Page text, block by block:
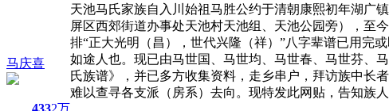
马庆喜
4332万
天池马氏家族自入川始祖马胜公约于清朝康熙初年湖广
屏区西郊街道办事处天池村天池组、天池公园旁），至
排“正大光明（昌），世代兴隆（祥）”八字辈谱已用完
如途人也。现已由马世国、马世均、马世春、马世芬、
氏族谱》，并已多方收集资料，走乡串户，拜访族中长
难以查寻各支派（房系）去向。现特发此网贴，告知族